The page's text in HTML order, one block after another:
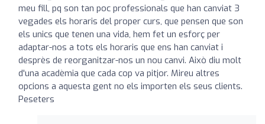
meu fill, pq son tan poc professionals que han canviat 3
vegades els horaris del proper curs, que pensen que son
els unics que tenen una vida, hem fet un esforç per
adaptar-nos a tots els horaris que ens han canviat i
desprès de reorganitzar-nos un nou canvi. Això diu molt
d'una acadèmia que cada cop va pitjor. Mireu altres
opcions a aquesta gent no els importen els seus clients.
Peseters